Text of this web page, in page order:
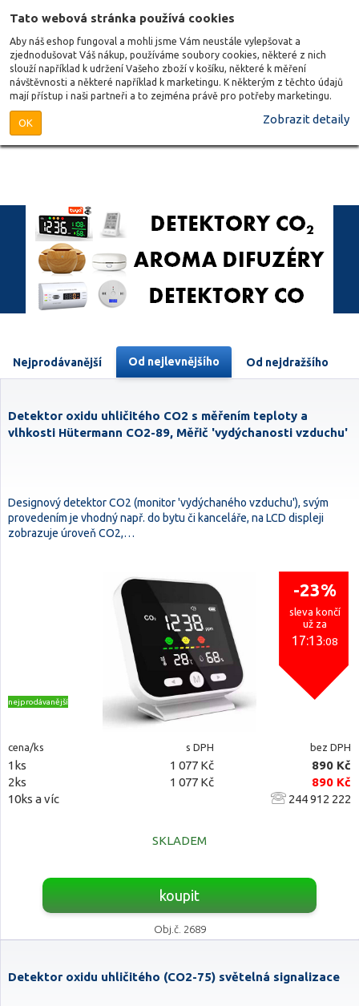
Tato webová stránka používá cookies
Aby náš eshop fungoval a mohli jsme Vám neustále vylepšovat a
zjednodušovat Váš nákup, používáme soubory cookies, některé z nich
slouží například k udržení Vašeho zboží v košíku, některé k měření
návštěvnosti a některé například k marketingu. K některým z těchto údajů
mají přístup i naši partneři a to zejména právě pro potřeby marketingu.
OK Zobrazit detaily
Nejprodávanější Od nejlevnějšího Od nejdražšího
Detektor oxidu uhličitého CO2 s měřením teploty a
vlhkosti Hütermann CO2-89, Měřič 'vydýchanosti vzduchu'
Designový detektor CO2 (monitor 'vydýchaného vzduchu'), svým
provedením je vhodný např. do bytu či kanceláře, na LCD displeji
zobrazuje úroveň CO2,…
-23%
sleva končí
už za
17:13:08
nejprodávanější
cena/ks s DPH bez DPH
1ks 1 077 Kč
890 Kč
2ks
1 077 Kč
890 Kč
10ks a víc
244 912 222
SKLADEM
koupit
Obj.č. 2689
Detektor oxidu uhličitého (CO2-75) světelná signalizace